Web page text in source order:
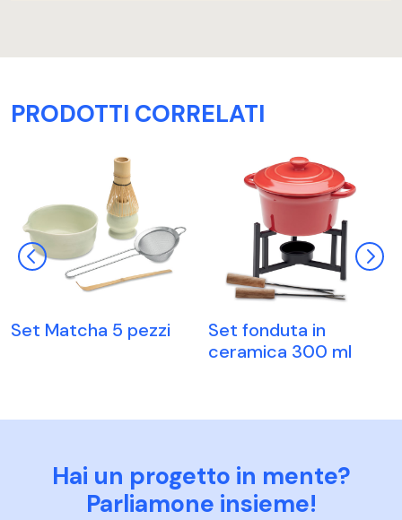
PRODOTTI CORRELATI
Set Matcha 5 pezzi
Set fonduta in
ceramica 300 ml
Hai un progetto in mente?
Parliamone insieme!